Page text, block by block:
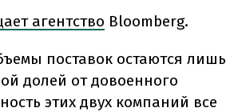
агентство Bloomberg.
поставок остаются лишь
долей от довоенного
этих двух компаний все